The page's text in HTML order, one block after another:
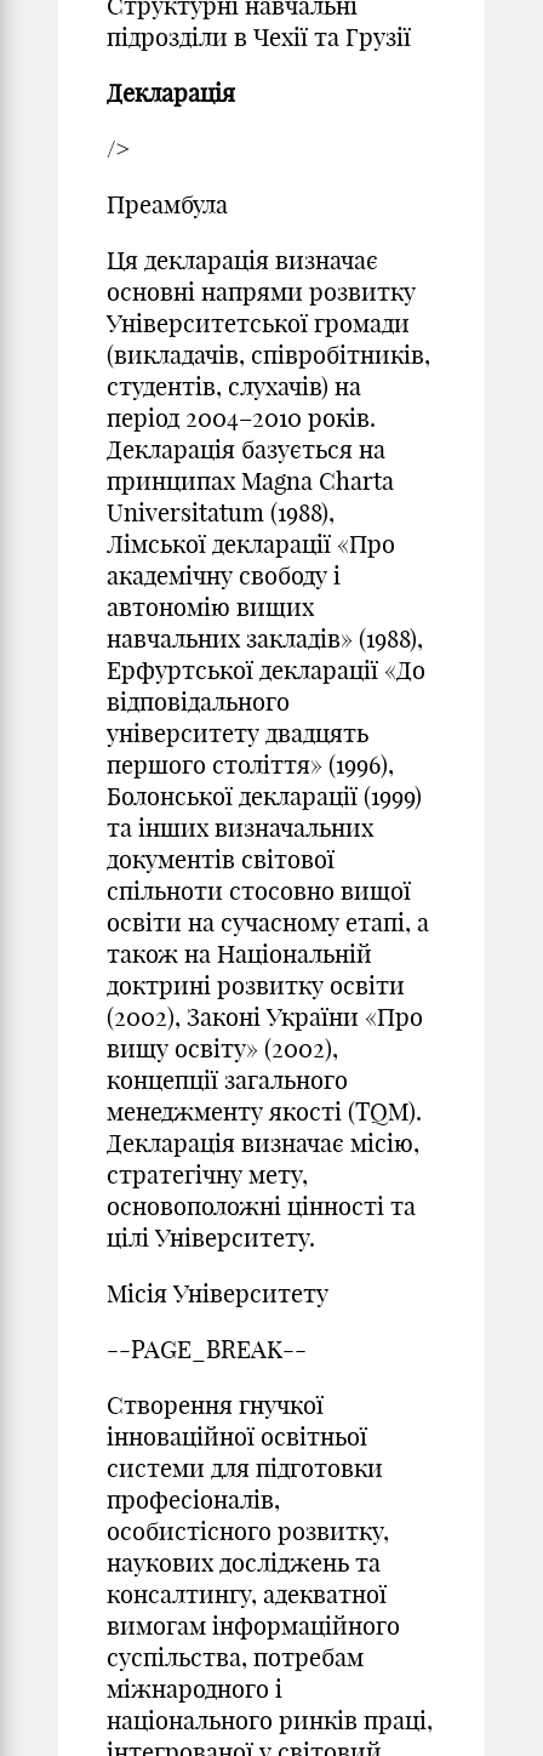
підрозділи в Чехії та Грузії
Декларація
/>
Преамбула
Ця декларація визначає
основні напрями розвитку
Університетської громади
(викладачів, співробітників,
студентів, слухачів) на
період 2004–2010 років.
Декларація базується на
принципах Magna Charta
Universitatum (1988),
Лімської декларації «Про
академічну свободу і
автономію вищих
навчальних закладів» (1988),
Ерфуртської декларації «До
відповідального
університету двадцять
першого століття» (1996),
Болонської декларації (1999)
та інших визначальних
документів світової
спільноти стосовно вищої
освіти на сучасному етапі, а
також на Національній
доктрині розвитку освіти
(2002), Законі України «Про
вищу освіту» (2002),
концепції загального
менеджменту якості (TQM).
Декларація визначає місію,
стратегічну мету,
основоположні цінності та
цілі Університету.
Місія Університету
--PAGE_BREAK--
Створення гнучкої
інноваційної освітньої
системи для підготовки
професіоналів,
особистісного розвитку,
наукових досліджень та
консалтингу, адекватної
вимогам інформаційного
суспільства, потребам
міжнародного і
національного ринків праці,